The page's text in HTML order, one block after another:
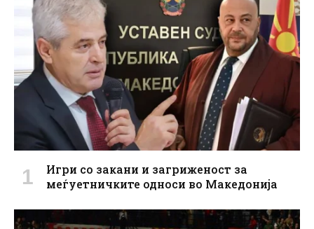
Игри со закани и загриженост за
меѓуетничките односи во Македонија